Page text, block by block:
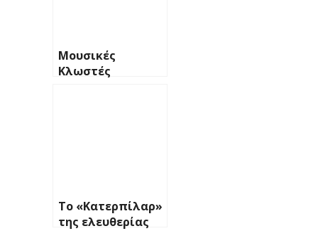
Μουσικές
Κλωστές
Το «Κατερπίλαρ»
της ελευθερίας